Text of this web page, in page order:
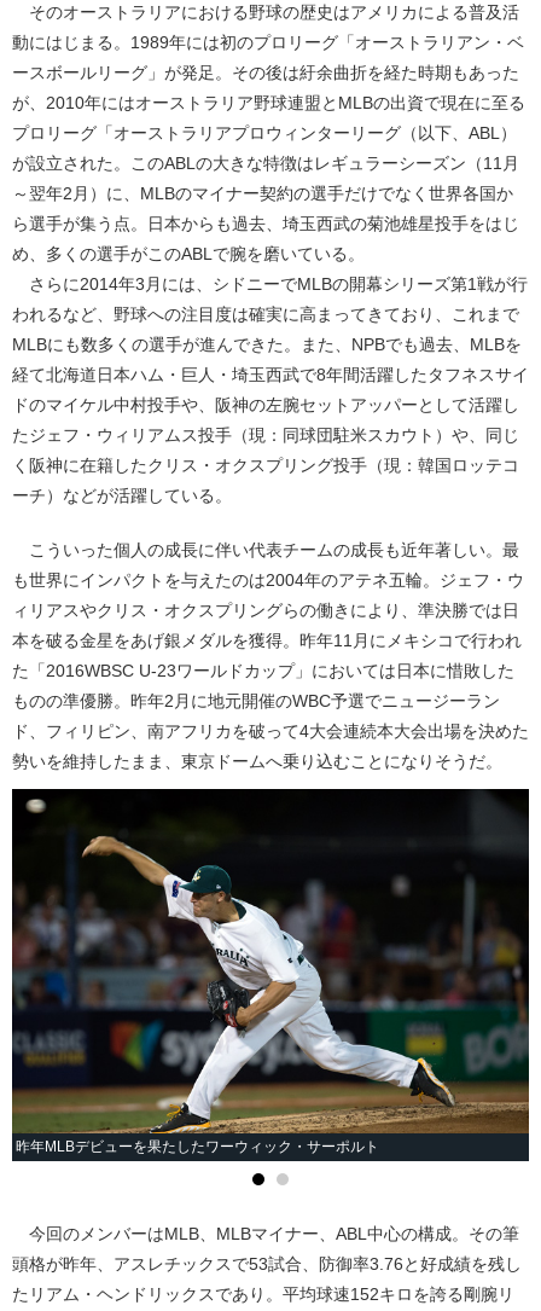
そのオーストラリアにおける野球の歴史はアメリカによる普及活
動にはじまる。1989年には初のプロリーグ「オーストラリアン・ベ
ースボールリーグ」が発足。その後は紆余曲折を経た時期もあった
が、2010年にはオーストラリア野球連盟とMLBの出資で現在に至る
プロリーグ「オーストラリアプロウィンターリーグ（以下、ABL）
が設立された。このABLの大きな特徴はレギュラーシーズン（11月
～翌年2月）に、MLBのマイナー契約の選手だけでなく世界各国か
ら選手が集う点。日本からも過去、埼玉西武の菊池雄星投手をはじ
め、多くの選手がこのABLで腕を磨いている。
さらに2014年3月には、シドニーでMLBの開幕シリーズ第1戦が行
われるなど、野球への注目度は確実に高まってきており、これまで
MLBにも数多くの選手が進んできた。また、NPBでも過去、MLBを
経て北海道日本ハム・巨人・埼玉西武で8年間活躍したタフネスサイ
ドのマイケル中村投手や、阪神の左腕セットアッパーとして活躍し
たジェフ・ウィリアムス投手（現：同球団駐米スカウト）や、同じ
く阪神に在籍したクリス・オクスプリング投手（現：韓国ロッテコ
ーチ）などが活躍している。
こういった個人の成長に伴い代表チームの成長も近年著しい。最
も世界にインパクトを与えたのは2004年のアテネ五輪。ジェフ・ウ
ィリアスやクリス・オクスプリングらの働きにより、準決勝では日
本を破る金星をあげ銀メダルを獲得。昨年11月にメキシコで行われ
た「2016WBSC U-23ワールドカップ」においては日本に惜敗した
ものの準優勝。昨年2月に地元開催のWBC予選でニュージーラン
ド、フィリピン、南アフリカを破って4大会連続本大会出場を決めた
勢いを維持したまま、東京ドームへ乗り込むことになりそうだ。
昨年MLBデビューを果たしたワーウィック・サーポルト
今回のメンバーはMLB、MLBマイナー、ABL中心の構成。その筆
頭格が昨年、アスレチックスで53試合、防御率3.76と好成績を残し
たリアム・ヘンドリックスであり。平均球速152キロを誇る剛腕リ